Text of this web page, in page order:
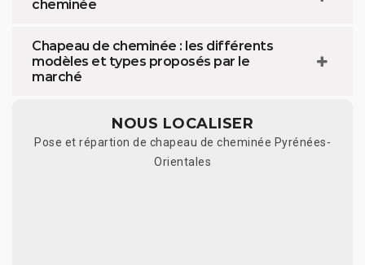
cheminée
Chapeau de cheminée : les différents
modèles et types proposés par le
marché
NOUS LOCALISER
Pose et répartion de chapeau de cheminée Pyrénées-
Orientales